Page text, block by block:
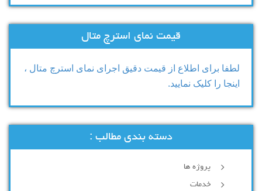
قیمت نمای استرچ متال
لطفا برای اطلاع از قیمت دقیق اجرای نمای استرچ متال ،
اینجا را کلیک نمایید.
دسته بندی مطالب :
پروژه ها
خدمات